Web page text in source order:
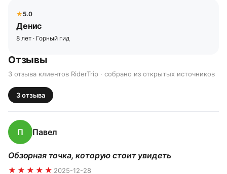
5.0
Денис
8 лет · Горный гид
Отзывы
3 отзыва клиентов RiderTrip · собрано из открытых источников
3отзыва
П Павел
Обзорная точка, которую стоит увидеть
★★★★★ 2025-12-28